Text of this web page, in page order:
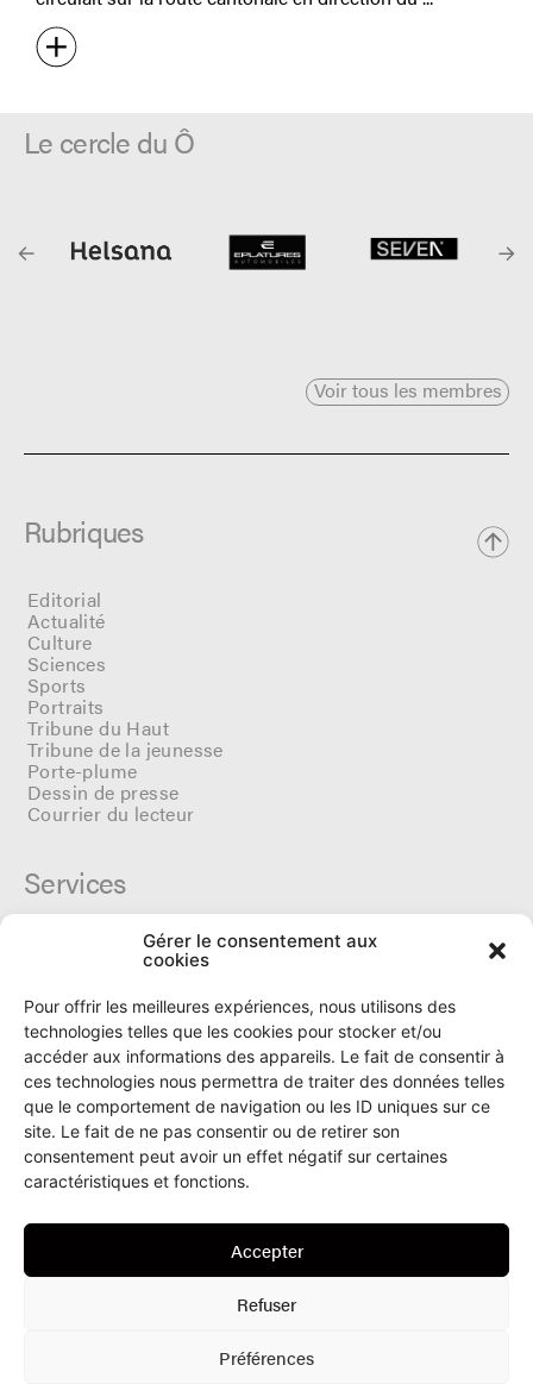
Gérer le consentement aux
cookies
Pour offrir les meilleures expériences, nous utilisons des
technologies telles que les cookies pour stocker et/ou
accéder aux informations des appareils. Le fait de consentir à
ces technologies nous permettra de traiter des données telles
que le comportement de navigation ou les ID uniques sur ce
site. Le fait de ne pas consentir ou de retirer son
consentement peut avoir un effet négatif sur certaines
caractéristiques et fonctions.
Accepter
Refuser
Préférences
Le cercle du Ô
Voir tous les membres
Rubriques
Editorial
Actualité
Culture
Sciences
Sports
Portraits
Tribune du Haut
Tribune de la jeunesse
Porte-plume
Dessin de presse
Courrier du lecteur
Services
Archives
Tarifs et dates de parutions
Politique de cookies
Politique de confidentialité
Le Ô
2300 La Chaux-de-Fonds
info@le-O.ch